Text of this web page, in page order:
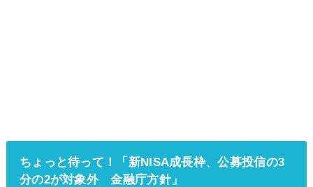
ちょっと待って！「新NISA成長枠、公募投信の3
分の2が対象外 金融庁方針」